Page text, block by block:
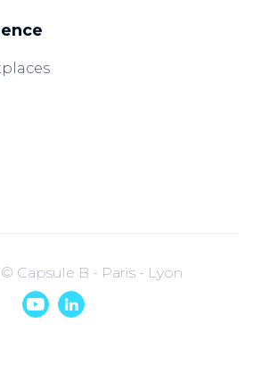
Capsule B - Paris - Lyon
 